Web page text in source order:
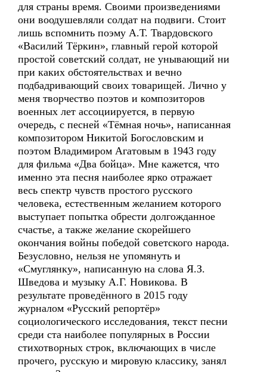
для страны время. Своими произведениями
они воодушевляли солдат на подвиги. Стоит
лишь вспомнить поэму А.Т. Твардовского
«Василий Тёркин», главный герой которой
простой советский солдат, не унывающий ни
при каких обстоятельствах и вечно
подбадривающий своих товарищей. Лично у
меня творчество поэтов и композиторов
военных лет ассоциируется, в первую
очередь, с песней «Тёмная ночь», написанная
композитором Никитой Богословским и
поэтом Владимиром Агатовым в 1943 году
для фильма «Два бойца». Мне кажется, что
именно эта песня наиболее ярко отражает
весь спектр чувств простого русского
человека, естественным желанием которого
выступает попытка обрести долгожданное
счастье, а также желание скорейшего
окончания войны победой советского народа.
Безусловно, нельзя не упомянуть и
«Смуглянку», написанную на слова Я.З.
Шведова и музыку А.Г. Новикова. В
результате проведённого в 2015 году
журналом «Русский репортёр»
социологического исследования, текст песни
среди ста наиболее популярных в России
стихотворных строк, включающих в числе
прочего, русскую и мировую классику, занял